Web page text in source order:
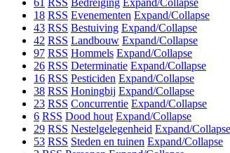
61 RSS Bedreiging Expand/Collapse
18 RSS Evenementen Expand/Collapse
43 RSS Bestuiving Expand/Collapse
42 RSS Landbouw Expand/Collapse
97 RSS Hommels Expand/Collapse
26 RSS Determinatie Expand/Collapse
16 RSS Pesticiden Expand/Collapse
38 RSS Honingbij Expand/Collapse
23 RSS Concurrentie Expand/Collapse
6 RSS Dood hout Expand/Collapse
29 RSS Nestelgelegenheid Expand/Collapse
53 RSS Steden en tuinen Expand/Collapse